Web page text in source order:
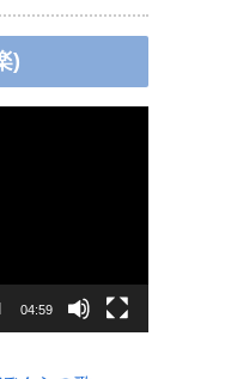
)
04:59